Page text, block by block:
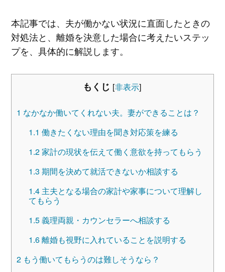
本記事では、夫が働かない状況に直面したときの
対処法と、離婚を決意した場合に考えたいステッ
プを、具体的に解説します。
もくじ [非表示]
1 なかなか働いてくれない夫。妻ができることは？
1.1 働きたくない理由を聞き対応策を練る
1.2家計の現状を伝えて働く意欲を持ってもらう
1.3 期間を決めて就活できないか相談する
1.4主夫となる場合の家計や家事について理解し
てもらう
1.5義理両親・カウンセラーへ相談する
1.6離婚も視野に入れていることを説明する
2もう働いてもらうのは難しそうなら？